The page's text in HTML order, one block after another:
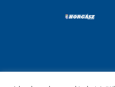
Impresszum